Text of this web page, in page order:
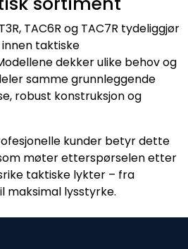
TAC6R og TAC7R tydeliggjør
innen taktiske
dekker ulike behov og
samme grunnleggende
robust konstruksjon og
kunder betyr dette
møter etterspørselen etter
taktiske lykter – fra
maksimal lysstyrke.